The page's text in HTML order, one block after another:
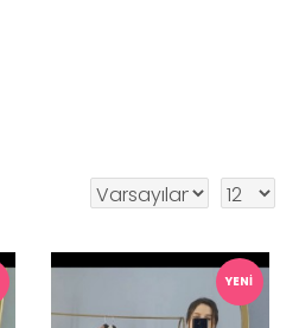
YENI